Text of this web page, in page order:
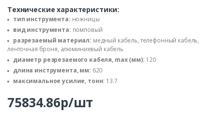
Технические характеристики:
тип инструмента: ножницы
вид инструмента: помповый
разрезаемый материал: медный кабель, телефонный кабель,
ленточная броня, алюминиевый кабель
диаметр резрезаемого кабеля, max (мм): 120
длина инструмента, мм: 620
максимальное усилие, тонн: 13.7
75834.86р/шт